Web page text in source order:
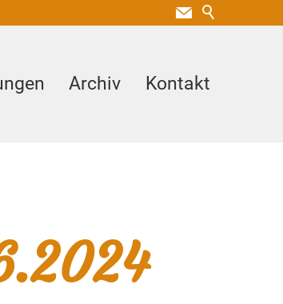
Archiv Kontakt